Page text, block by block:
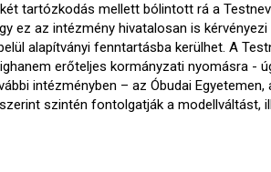
tartózkodás mellett bólintott rá a
ez az intézmény hivatalosan is
alapítványi fenntartásba kerülhet. A
erőteljes kormányzati nyomásra -
intézményben – az Óbudai
szintén fontolgatják a modellváltást,